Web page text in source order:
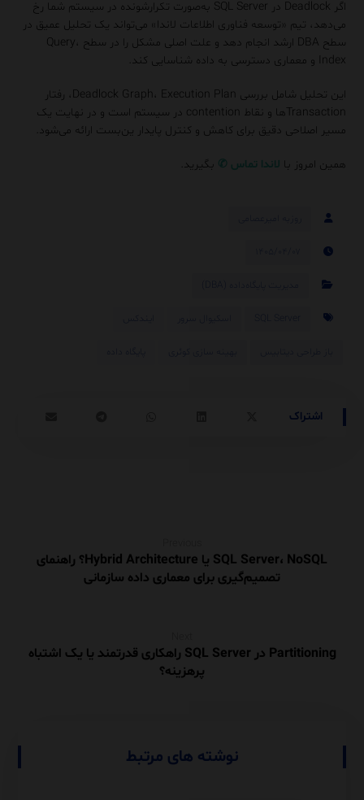
اگر Deadlock در SQL Server به‌صورت تکرارشونده در سیستم شما رخ
می‌دهد، تیم «توسعه فناوری اطلاعات لاندا» می‌تواند یک تحلیل عمیق در
سطح DBA ارشد انجام دهد و علت اصلی مشکل را در سطح Query،
Index و معماری دسترسی به داده شناسایی کند.
این تحلیل شامل بررسی Deadlock Graph، Execution Plan، رفتار
Transactionها و نقاط contention در سیستم است و در نهایت یک
مسیر اصلاحی دقیق برای کاهش و کنترل پایدار ین‌بست ارائه می‌شود.
همین امروز با لاندا تماس ✆ بگیرید.
SQL Server، NoSQL یا Hybrid Architecture؟ راهنمای
تصمیم‌گیری برای معماری داده سازمانی
Partitioning در SQL Server راهکاری قدرتمند یا یک اشتباه
پرهزینه؟
نوشته های مرتبط